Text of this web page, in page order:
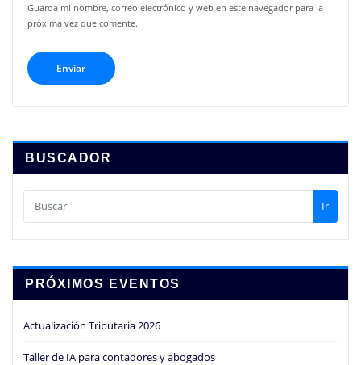
Guarda mi nombre, correo electrónico y web en este navegador para la
próxima vez que comente.
BUSCADOR
Ir
PRÓXIMOS EVENTOS
Actualización Tributaria 2026
Taller de IA para contadores y abogados